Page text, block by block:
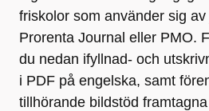
friskolor som använder sig
Prorenta Journal eller PMO.
du nedan ifyllnad- och
i PDF på engelska, samt
tillhörande bildstöd